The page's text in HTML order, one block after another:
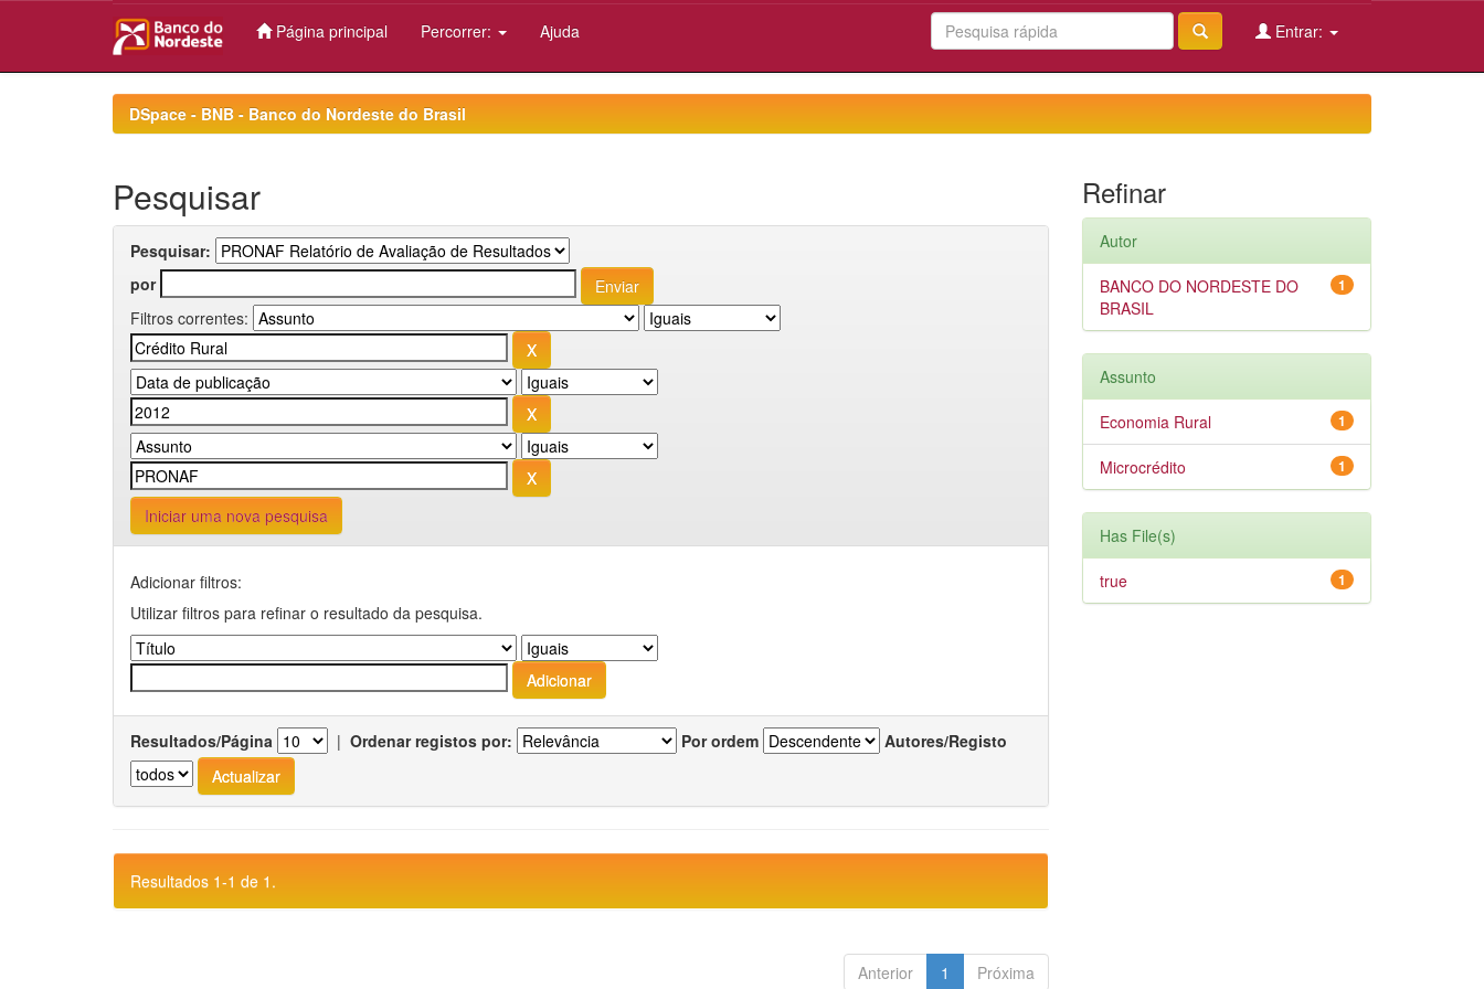
Página principal Percorrer: Ajuda Entrar:
DSpace - BNB - Banco do Nordeste do Brasil
Pesquisar
Pesquisar:
por
Filtros correntes:
Iniciar uma nova pesquisa
Adicionar filtros:
Utilizar filtros para refinar o resultado da pesquisa.
Resultados/Página | Ordenar registos por: Por ordem Autores/Registo
Resultados 1-1 de 1.
Anterior 1 Próxima
Refinar
Autor
1
BANCO DO NORDESTE DO
BRASIL
Assunto
1
Economia Rural
1
Microcrédito
Has File(s)
1
true